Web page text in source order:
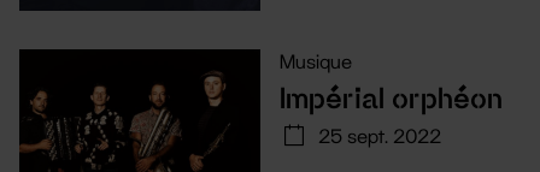
Musique
Impérial orphéon
25 sept. 2022